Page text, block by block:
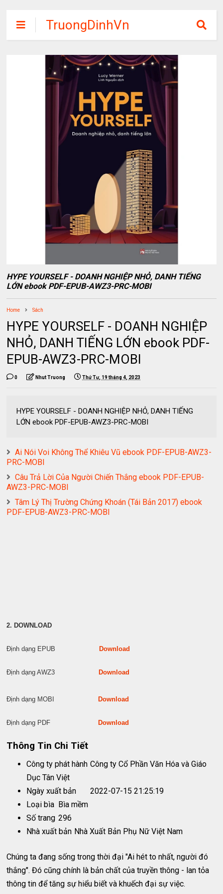
TruongDinhVn
Chia sẽ ebook,
các khóa học,
phần mềm học
tập miễn phí
HYPE YOURSELF - DOANH NGHIỆP NHỎ, DANH TIẾNG
LỚN ebook PDF-EPUB-AWZ3-PRC-MOBI
Home Sách
HYPE YOURSELF - DOANH NGHIỆP
NHỎ, DANH TIẾNG LỚN ebook PDF-
EPUB-AWZ3-PRC-MOBI
0 Nhut Truong Thứ Tư, 19 tháng 4, 2023
HYPE YOURSELF - DOANH NGHIỆP NHỎ, DANH TIẾNG
LỚN ebook PDF-EPUB-AWZ3-PRC-MOBI
Ai Nói Voi Không Thể Khiêu Vũ ebook PDF-EPUB-AWZ3-
PRC-MOBI
Câu Trả Lời Của Người Chiến Thắng ebook PDF-EPUB-
AWZ3-PRC-MOBI
Tâm Lý Thị Trường Chứng Khoán (Tái Bản 2017) ebook
PDF-EPUB-AWZ3-PRC-MOBI
2. DOWNLOAD
Định dạng EPUB Download
Định dạng AWZ3 Download
Định dạng MOBI Download
Định dạng PDF Download
Thông Tin Chi Tiết
Công ty phát hành Công ty Cổ Phần Văn Hóa và Giáo
Dục Tân Việt
Ngày xuất bản
2022-07-15 21:25:19
Loại bìa Bìa mềm
Số trang 296
Nhà xuất bản Nhà Xuất Bản Phụ Nữ Việt Nam
Chúng ta đang sống trong thời đại "Ai hét to nhất, người đó
thắng". Đó cũng chính là bản chất của truyền thông - lan tỏa
thông tin để tăng sự hiểu biết và khuếch đại sự việc.